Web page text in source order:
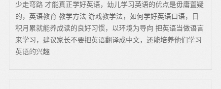
少走弯路 才能真正学好英语，幼儿学习英语的优点是毋庸置疑
的，英语教育 教学方法 游戏教学法，如何学好英语口语，日
积月累就能养成读的良好习惯，以环境为导向 把英语当做语言
来学习，建议家长不要把英语翻译成中文，还能培养他们学习
英语的兴趣